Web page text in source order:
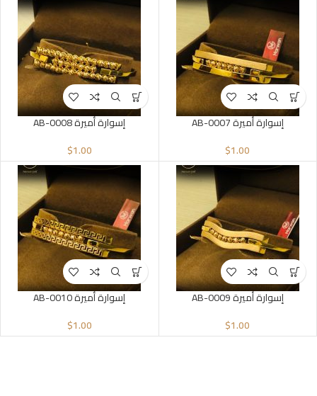
إسوارة أميرة AB-0007
$1.00
إسوارة أميرة AB-0008
$1.00
إسوارة أميرة AB-0009
$1.00
إسوارة أميرة AB-0010
$1.00